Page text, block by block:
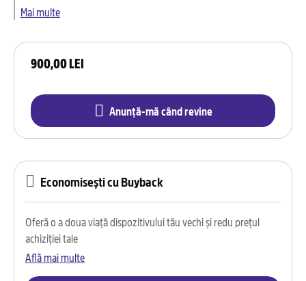
900,00 LEI
Anunță-mă când revine
Mai multe
Economisești cu Buyback
Oferă o a doua viață dispozitivului tău vechi și redu prețul
achiziției tale
Află mai multe